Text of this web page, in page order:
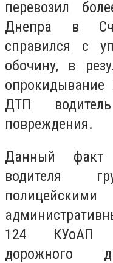
перевозил
Днепра в
справился с
обочину, в
опрокидывание
ДТП
повреждения.
Данный факт
водителя
124 КУоАП
дорожного